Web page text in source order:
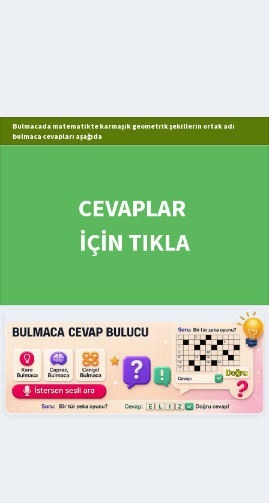
Bulmacada matematikte karmaşık geometrik şekillerin ortak adı
bulmaca cevapları aşağıda
CEVAPLAR
İÇİN TIKLA